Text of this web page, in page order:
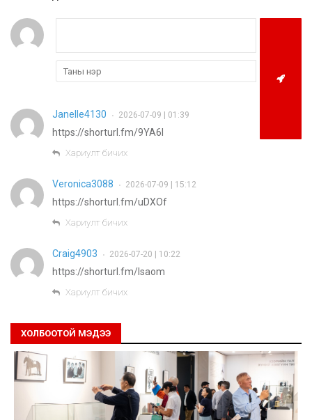
Janelle4130 • 2026-07-09 | 01:39
https://shorturl.fm/9YA6I
Хариулт бичих
Veronica3088 • 2026-07-09 | 15:12
https://shorturl.fm/uDXOf
Хариулт бичих
Craig4903 • 2026-07-20 | 10:22
https://shorturl.fm/lsaom
Хариулт бичих
ХОЛБООТОЙ МЭДЭЭ